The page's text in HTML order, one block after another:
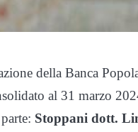
della Banca
al 31 marzo
Stoppani dott.